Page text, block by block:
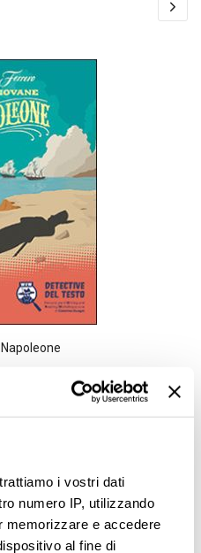
trattiamo i vostri dati
numero IP, utilizzando
memorizzare e accedere
al fine di
Napoleone